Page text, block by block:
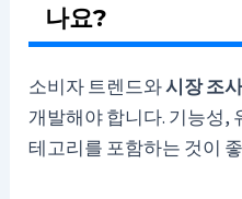
나요?
소비자 트렌드와시장 조
개발해야 합니다. 기능성,
테고리를 포함하는 것이